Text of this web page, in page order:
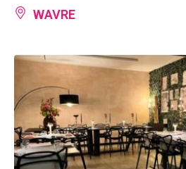
WAVRE